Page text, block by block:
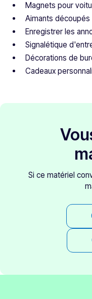
Magnets pour
Aimants découpés
Enregistrer les
Signalétique
Décorations de
Cadeaux
Si ce matériel